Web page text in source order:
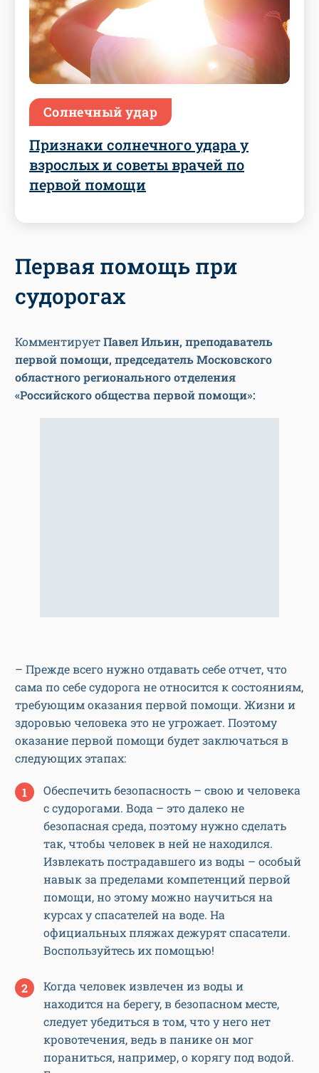
Солнечный удар
Признаки солнечного удара у
взрослых и советы врачей по
первой помощи
Первая помощь при
судорогах
КомментируетПавел Ильин, преподаватель
первой помощи, председатель Московского
областного регионального отделения
«Российского общества первой помощи»:
– Прежде всего нужно отдавать себе отчет, что
сама по себе судорога не относится к состояниям,
требующим оказания первой помощи. Жизни и
здоровью человека это не угрожает. Поэтому
оказание первой помощи будет заключаться в
следующих этапах:
Обеспечить безопасность – свою и человека
с судорогами. Вода – это далеко не
безопасная среда, поэтому нужно сделать
так, чтобы человек в ней не находился.
Извлекать пострадавшего из воды – особый
навык за пределами компетенций первой
помощи, но этому можно научиться на
курсах у спасателей на воде. На
официальных пляжах дежурят спасатели.
Воспользуйтесь их помощью!
Когда человек извлечен из воды и
находится на берегу, в безопасном месте,
следует убедиться в том, что у него нет
кровотечения, ведь в панике он мог
пораниться, например, о корягу под водой.